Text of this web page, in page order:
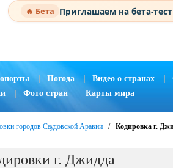
🔥 Бета Приглашаем на бета-
Погода | Видео о странах
Фото стран Карты мира
городов Саудовской Аравии / Кодировка г.
г. Джидда